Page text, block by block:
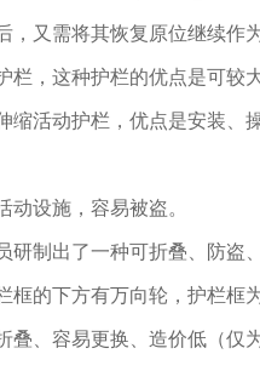
又需将其恢复原位继续作
，这种护栏的优点是可较
活动护栏，优点是安装、
设施，容易被盗。
制出了一种可折叠、防盗
的下方有万向轮，护栏框
、容易更换、造价低（仅